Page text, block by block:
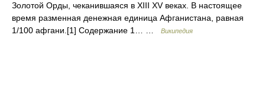
Золотой Орды, чеканившаяся в XIII XV веках. В настоящее
время разменная денежная единица Афганистана, равная
1/100 афгани.[1] Содержание 1… …
Википедия